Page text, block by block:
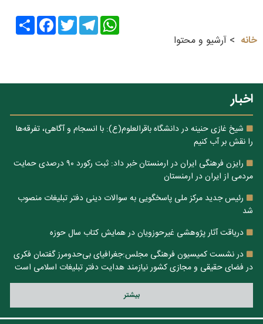
Share
FacebookTwitter
Telegram
WhatsApp
خانه
آرشیو و محتوا
اخبار
شیخ غازی حنینه در دانشگاه باقرالعلوم(ع): با انسجام و آگاهی، تفرقه‌ها
را نقش بر آب کنیم
رایزن فرهنگی ایران در ارمنستان خبر داد: ثبت رکورد ۹۰ درصدی حمایت
مردمی از ایران در ارمنستان
رئیس جدید مرکز ملی پاسخگویی به سوالات دینی دفتر تبلیغات منصوب
شد
دریاقت آثار پژوهشی غیرحوزویان در همایش کتاب سال حوزه
در نشست کمیسیون فرهنگی مجلس:جغرافیای بی‌حدومرز گفتمان فکری
در فضای حقیقی و مجازی کشور نیازمند هدایت دفتر تبلیغات اسلامی است
بيشتر